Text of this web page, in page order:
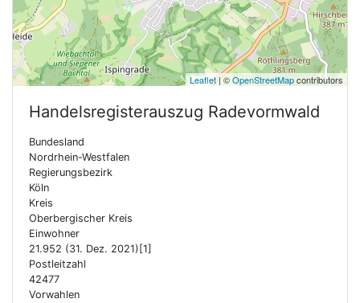
Leaflet| ©OpenStreetMapcontributors
Handelsregisterauszug Radevormwald
Bundesland
Nordrhein-Westfalen
Regierungsbezirk
Köln
Kreis
Oberbergischer Kreis
Einwohner
21.952 (31. Dez. 2021)[1]
Postleitzahl
42477
Vorwahlen